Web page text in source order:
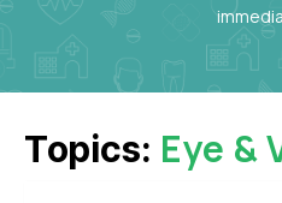
Topics: Eye &